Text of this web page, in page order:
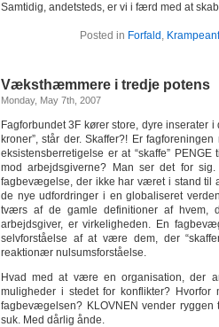
Samtidig, andetsteds, er vi i færd med at
Posted in Forfald
Væksthæmmere i tredje potens
Monday, May 7th, 2007
Fagforbundet 3F kører store, dyre inserater
kroner”, står der. Skaffer?! Er
eksistensberretigelse er at “skaffe”
mod arbejdsgiverne? Man ser det for
fagbevægelse, der ikke har været i stand til
de nye udfordringer i en globaliseret
tværs af de gamle definitioner af hvem,
arbejdsgiver, er virkeligheden. En
selvforståelse af at være dem, der
reaktionær nulsumsforståelse.
Hvad med at være en organisation, der
muligheder i stedet for konflikter?
fagbevægelsen? KLOVNEN vender
suk. Med dårlig ånde.